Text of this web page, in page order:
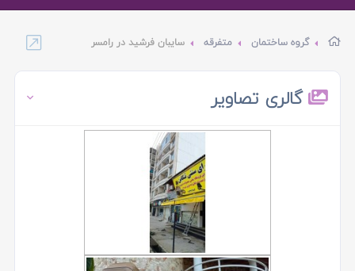
گروه ساختمان متفرقه سایبان فرشید در رامسر
گالری تصاویر